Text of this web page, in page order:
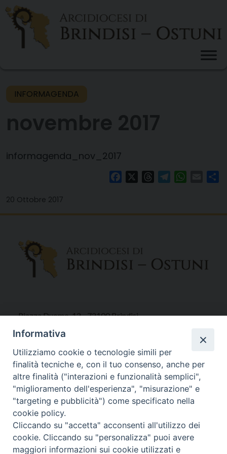
Skip
content
INFORMAGENDA
informagenda_nov_2017
FacebookThreadsTelegram Email
20 Ottobre 2017
Piazza Duomo, 12 - 72100 Brindisi
Tel 0831.521958
Fax 0831.528315
Orari Curia
Mar. / Mer. / Giov. ore 9 - 13
nei mesi estivi solo Martedì ore 9 - 13
WebMail
Informativa
Utilizziamo cookie o tecnologie simili per
finalità tecniche e, con il tuo consenso, anche per
altre finalità ("interazioni e funzionalità semplici",
"miglioramento dell'esperienza", "misurazione" e
"targeting e pubblicità") come specificato nella
cookie policy.
Cliccando su "accetta" acconsenti all'utilizzo dei
cookie. Cliccando su "personalizza" puoi avere
maggiori informazioni sui cookie utilizzati e